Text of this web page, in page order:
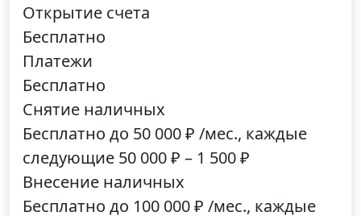
Открытие счета
Бесплатно
Платежи
Бесплатно
Снятие наличных
Бесплатно до 50 000 ₽ /мес., каждые
следующие 50 000 ₽ – 1 500 ₽
Внесение наличных
Бесплатно до 100 000 ₽ /мес., каждые